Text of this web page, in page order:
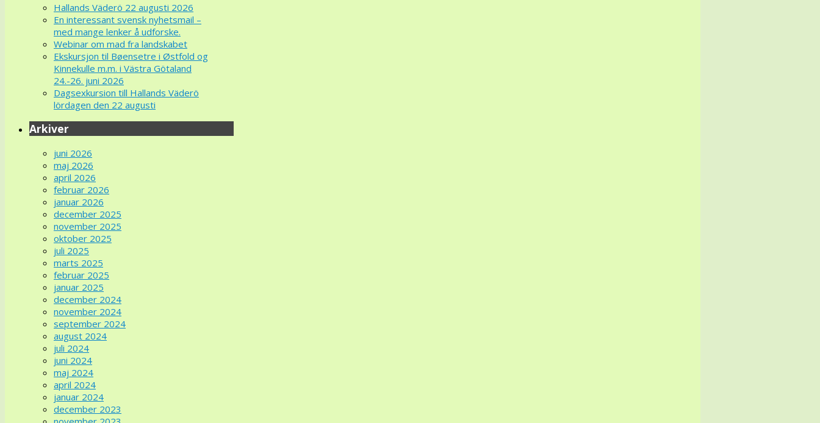
Hallands Väderö 22 augusti 2026
En interessant svensk nyhetsmail –
med mange lenker å udforske.
Webinar om mad fra landskabet
Ekskursjon til Bøensetre i Østfold og
Kinnekulle m.m. i Västra Götaland
24.-26. juni 2026
Dagsexkursion till Hallands Väderö
lördagen den 22 augusti
Arkiver
juni 2026
maj 2026
april 2026
februar 2026
januar 2026
december 2025
november 2025
oktober 2025
juli 2025
marts 2025
februar 2025
januar 2025
december 2024
november 2024
september 2024
august 2024
juli 2024
juni 2024
maj 2024
april 2024
januar 2024
december 2023